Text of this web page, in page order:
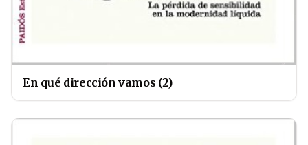
En qué dirección vamos (2)